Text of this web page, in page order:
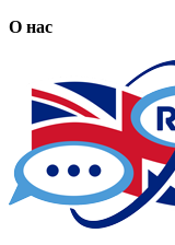
О нас